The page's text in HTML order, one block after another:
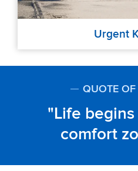
Urgent
QUOTE OF
Life
comfort